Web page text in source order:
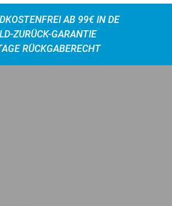
AB 99€ IN DE
ZURÜCK-GARANTIE
RÜCKGABERECHT